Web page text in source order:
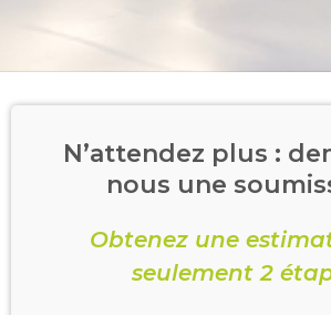
N’attendez plus :
nous une
Obtenez une
seulement 2